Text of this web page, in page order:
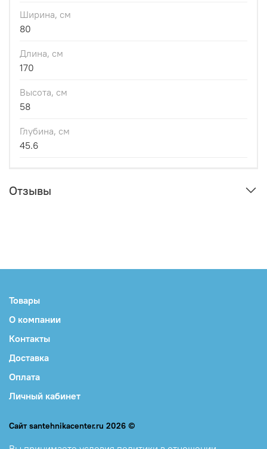
Ширина, см
80
Длина, см
170
Высота, см
58
Глубина, см
45.6
Отзывы
Товары
О компании
Контакты
Доставка
Оплата
Личный кабинет
Сайт santehnikacenter.ru 2026 ©